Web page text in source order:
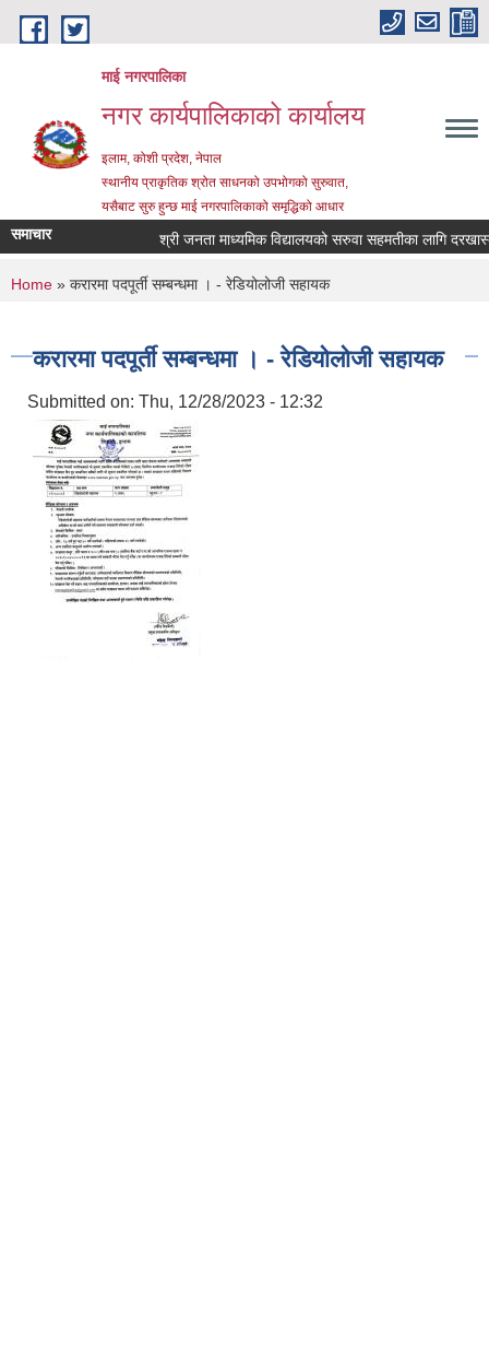
Skip to main content
माई नगरपालिका
नगर कार्यपालिकाको कार्यालय
इलाम, कोशी प्रदेश, नेपाल
स्थानीय प्राकृतिक श्रोत साधनको उपभोगको सुरुवात,
यसैबाट सुरु हुन्छ माई नगरपालिकाको समृद्धिको आधार
समाचार श्री जनता माध्यमिक विद्यालयको सरुवा सहमतीका लागि दरखास्त
You are here
Home » करारमा पदपूर्ती सम्बन्धमा । - रेडियोलोजी सहायक
करारमा पदपूर्ती सम्बन्धमा । - रेडियोलोजी सहायक
Submitted on: Thu, 12/28/2023 - 12:32